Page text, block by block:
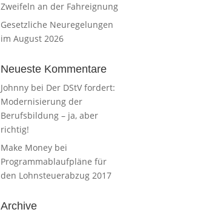
Zweifeln an der Fahreignung
Gesetzliche Neuregelungen
im August 2026
Neueste Kommentare
Johnny bei Der DStV fordert:
Modernisierung der
Berufsbildung – ja, aber
richtig!
Make Money bei
Programmablaufpläne für
den Lohnsteuerabzug 2017
Archive